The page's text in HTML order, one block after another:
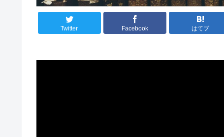
Twitter Facebook はてブ